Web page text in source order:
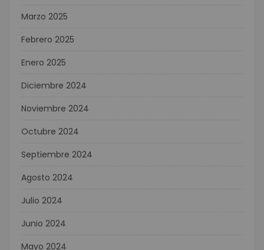
Marzo 2025
Febrero 2025
Enero 2025
Diciembre 2024
Noviembre 2024
Octubre 2024
Septiembre 2024
Agosto 2024
Julio 2024
Junio 2024
Mayo 2024